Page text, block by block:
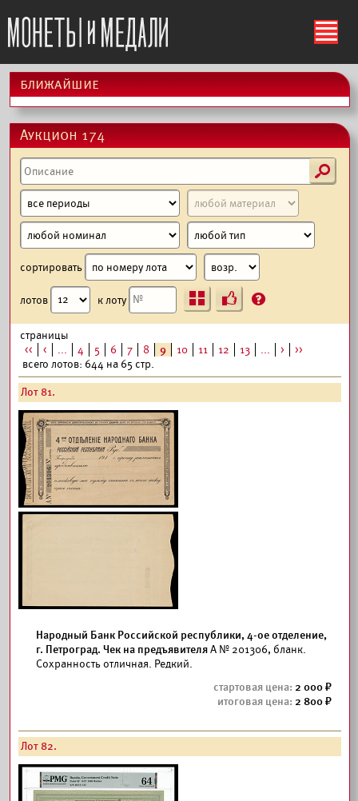
ś
ближайшие
Аукцион 174
s
сортировать
лотов к лоту Ъ ?
страницы
<<
< ... 4 5 6 7 8 9 10 11 12 13 ... >
>>
всего лотов: 644 на 65 стр.
Лот 81.
Народный Банк Российской республики, 4-ое отделение,
г. Петроград. Чек на предъявителяА № 201306, бланк.
Сохранность отличная. Редкий.
2 000
2 800
Лот 82.